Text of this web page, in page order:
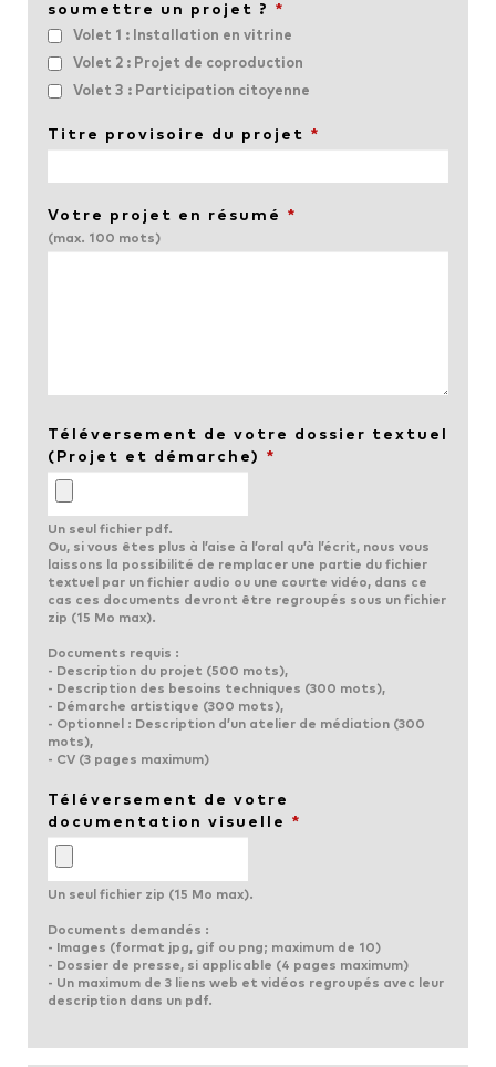
soumettre un projet ? *
Volet 1 : Installation en vitrine
Volet 2 : Projet de coproduction
Volet 3 : Participation citoyenne
Titre provisoire du projet *
Votre projet en résumé *
(max. 100 mots)
Téléversement de votre dossier textuel
(Projet et démarche) *
Un seul fichier pdf.
Ou, si vous êtes plus à l’aise à l’oral qu’à l’écrit, nous vous
laissons la possibilité de remplacer une partie du fichier
textuel par un fichier audio ou une courte vidéo, dans ce
cas ces documents devront être regroupés sous un fichier
zip (15 Mo max).
Documents requis :
- Description du projet (500 mots),
- Description des besoins techniques (300 mots),
- Démarche artistique (300 mots),
- Optionnel : Description d’un atelier de médiation (300
mots),
- CV (3 pages maximum)
Téléversement de votre
documentation visuelle *
Un seul fichier zip (15 Mo max).
Documents demandés :
- Images (format jpg, gif ou png; maximum de 10)
- Dossier de presse, si applicable (4 pages maximum)
- Un maximum de 3 liens web et vidéos regroupés avec leur
description dans un pdf.